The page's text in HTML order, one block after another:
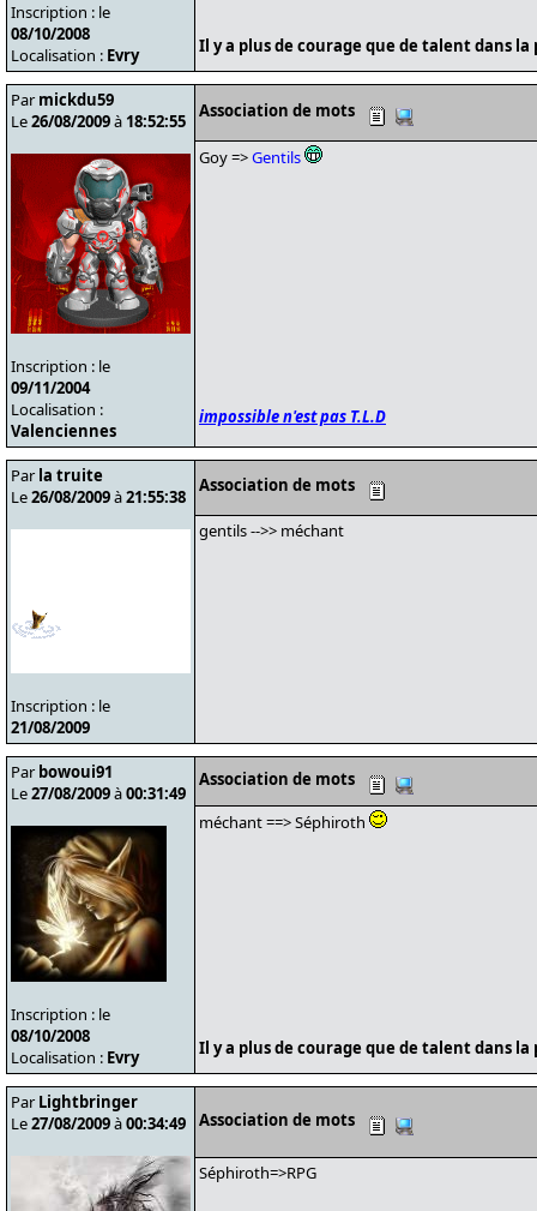
Inscription : le
08/10/2008
Localisation : Evry Il y a plus de courage que de talent dans
Par mickdu59
Le26/08/2009à 18:52:55
Inscription : le
09/11/2004
Localisation :
Valenciennes
Association de mots
Goy =>Gentils
impossible n'est pas T.L.D
Par la truite
Le26/08/2009à21:55:38
Inscription : le
21/08/2009
Association de mots
gentils -->> méchant
Par bowoui91
Le27/08/2009à00:31:49
Inscription : le
08/10/2008
Localisation : Evry
Association de mots
méchant ==> Séphiroth
Il y a plus de courage que de talent dans
Par Lightbringer
Le27/08/2009à00:34:49 Association de mots
Séphiroth=>RPG